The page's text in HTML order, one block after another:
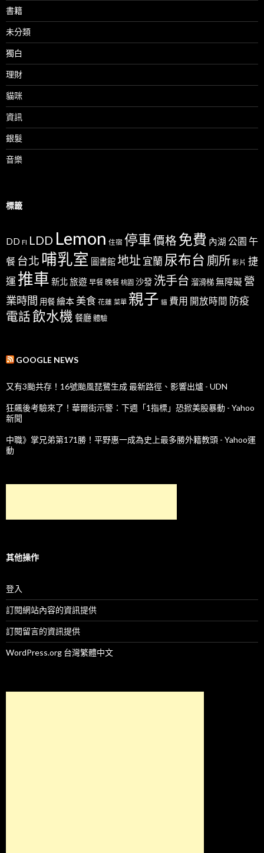
書籍
未分類
獨白
理財
貓咪
資訊
銀髮
音樂
標籤
DD FI LDD Lemon 住宿 停車價格 免費 內湖 公園 午
餐 台北 哺乳室 圖書館地址宜蘭尿布台 廁所 影片 捷
運 推車 新北旅遊 早餐 晚餐 桃園 沙發 洗手台 溜滑梯無障礙 營
業時間 用餐繪本 美食 花蓮 菜單 親子 貓 費用 開放時間 防疫
電話飲水機 餐廳 體驗
GOOGLE NEWS
又有3颱共存！16號颱風琵鷺生成 最新路徑、影響出爐 - UDN
狂飆後考驗來了！華爾街示警：下週「1指標」恐掀美股暴動 - Yahoo
新聞
中職》掌兄弟第171勝！平野惠一成為史上最多勝外籍教頭 - Yahoo運
動
其他操作
登入
訂閱網站內容的資訊提供
訂閱留言的資訊提供
WordPress.org 台灣繁體中文